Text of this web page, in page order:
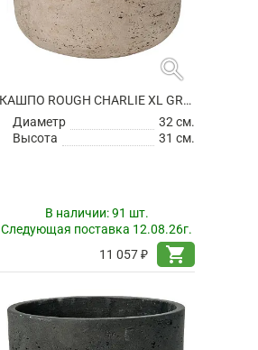
search
КАШПО ROUGH CHARLIE XL GREY WASHED
Диаметр
32 см.
Высота
31 см.
В наличии:91 шт.
Следующая поставка 12.08.26г.
11 057 ₽
shopping_cart